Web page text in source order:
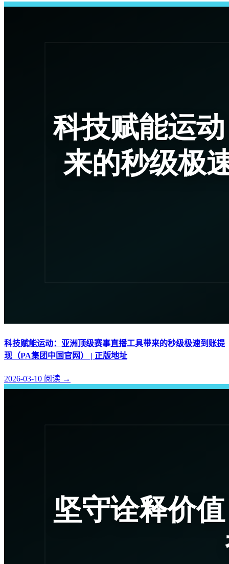
科技赋能运动：亚洲顶级赛事直播工具带来的秒级极速到账提
现（PA集团中国官网） | 正版地址
2026-03-10 阅读 →